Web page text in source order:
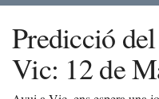
Predicció
Vic: 12 de